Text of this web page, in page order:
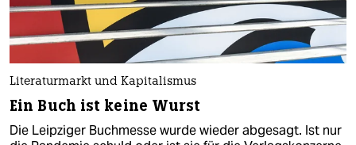
Literaturmarkt und Kapitalismus
Ein Buch ist keine Wurst
Die Leipziger Buchmesse wurde wieder abgesagt. Ist nur